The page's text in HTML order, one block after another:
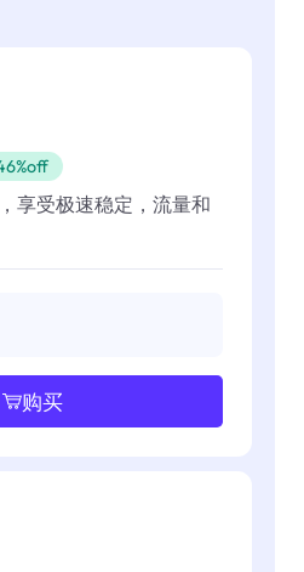
享受极速稳定，流量和
购买